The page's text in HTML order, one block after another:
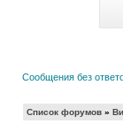
Сообщения без
Список форумов »